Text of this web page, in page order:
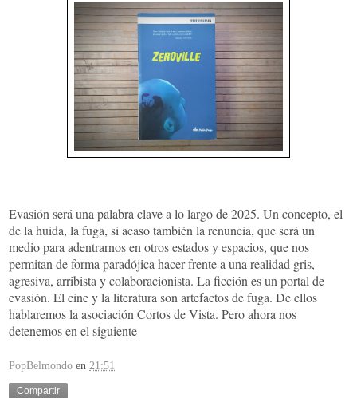
Evasión será una palabra clave a lo largo de 2025. Un concepto, el
de la huida, la fuga, si acaso también la renuncia, que será un
medio para adentrarnos en otros estados y espacios, que nos
permitan de forma paradójica hacer frente a una realidad gris,
agresiva, arribista y colaboracionista. La ficción es un portal de
evasión. El cine y la literatura son artefactos de fuga. De ellos
hablaremos la asociación Cortos de Vista. Pero ahora nos
detenemos en el siguiente
PopBelmondo en 21:51
Compartir